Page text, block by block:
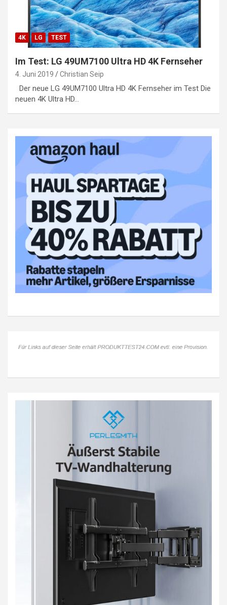
4K LG TEST
Im Test: LG 49UM7100 Ultra HD 4K Fernseher
4. Juni 2019 Christian Seip
Der neue LG 49UM7100 Ultra HD 4K Fernseher im Test Die
neuen 4K Ultra HD…